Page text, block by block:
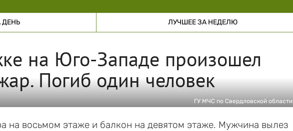
ДЕНЬ ЛУЧШЕЕ ЗА НЕДЕЛЮ
на Юго-Западе произошел
Погиб один человек
ГУ МЧС по Свердловской области
на восьмом этаже и балкон на девятом этаже. Мужчина вылез